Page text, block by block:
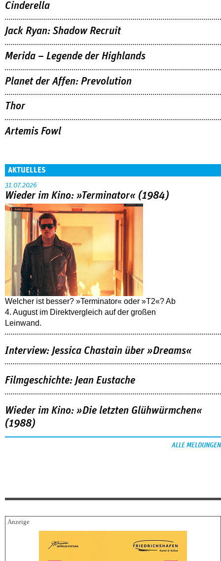
Cinderella
Jack Ryan: Shadow Recruit
Merida – Legende der Highlands
Planet der Affen: Prevolution
Thor
Artemis Fowl
AKTUELLES
31.07.2026
Wieder im Kino: »Terminator« (1984)
Welcher ist besser? »Terminator« oder »T2«? Ab
4. August im Direktvergleich auf der großen
Leinwand.
Interview: Jessica Chastain über »Dreams«
Filmgeschichte: Jean Eustache
Wieder im Kino: »Die letzten Glühwürmchen«
(1988)
ALLE MELDUNGEN